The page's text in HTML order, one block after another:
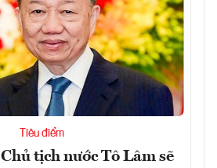
Tiêu điểm
tịch nước Tô Lâm sẽ